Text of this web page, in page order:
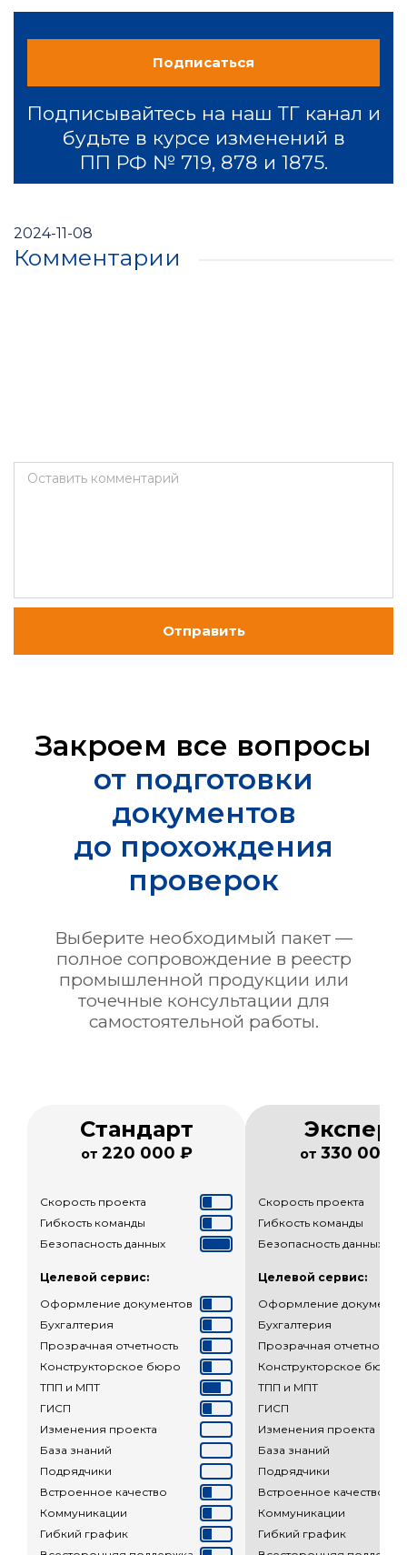
Подписаться
Подписывайтесь на наш ТГ канал и
будьте в курсе изменений в
ПП РФ № 719, 878 и 1875.
2024-11-08
Комментарии
Оставить комментарий
Отправить
Закроем все вопросы
от подготовки
документов
до прохождения
проверок
Выберите необходимый пакет —
полное сопровождение в реестр
промышленной продукции или
точечные консультации для
самостоятельной работы.
Стандарт
от 220 000 ₽
Скорость проекта
Гибкость команды
Безопасность данных
Целевой сервис:
Оформление документов
Бухгалтерия
Прозрачная отчетность
Конструкторское бюро
ТПП и МПТ
ГИСП
Изменения проекта
База знаний
Подрядчики
Встроенное качество
Коммуникации
Гибкий график
Эксперт
от 330 000
Скорость проекта
Гибкость команды
Безопасность данных
Целевой сервис:
Оформление
Бухгалтерия
Прозрачная отчетность
Конструкторское бюро
ТПП и МПТ
ГИСП
Изменения проекта
База знаний
Подрядчики
Встроенное качество
Коммуникации
Гибкий график